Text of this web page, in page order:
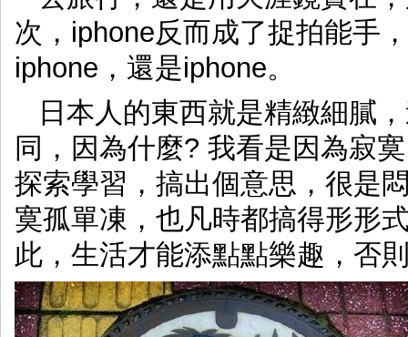
次，iphone反而成了捉拍能手
iphone，還是iphone。
日本人的東西就是精緻細膩
同，因為什麼? 我看是因為寂
探索學習，搞出個意思，很是
寞孤單凍，也凡時都搞得形形
此，生活才能添點點樂趣，否